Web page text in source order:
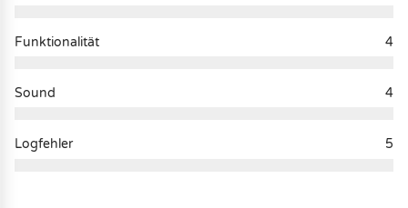
Funktionalität 4
Sound 4
Logfehler 5